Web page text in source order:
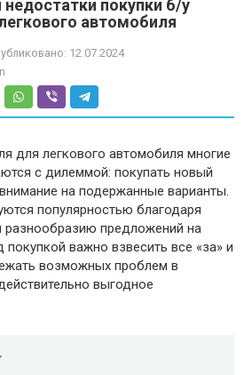
покупки б/у
автомобиля
12.07.2024
для легкового автомобиля многие
с дилеммой: покупать новый
на подержанные варианты.
популярностью благодаря
разнообразию предложений на
важно взвесить все «за» и
возможных проблем в
выгодное